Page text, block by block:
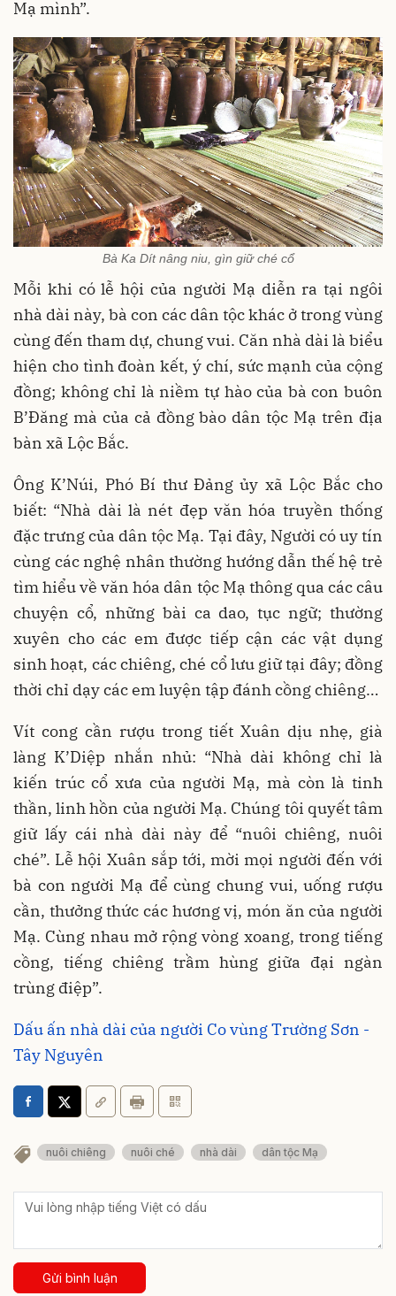
Mạ mình”.
Bà Ka Dít nâng niu, gìn giữ ché cổ
Mỗi khi có lễ hội của người Mạ diễn ra tại ngôi
nhà dài này, bà con các dân tộc khác ở trong vùng
cùng đến tham dự, chung vui. Căn nhà dài là biểu
hiện cho tình đoàn kết, ý chí, sức mạnh của cộng
đồng; không chỉ là niềm tự hào của bà con buôn
B’Đăng mà của cả đồng bào dân tộc Mạ trên địa
bàn xã Lộc Bắc.
Ông K’Núi, Phó Bí thư Đảng ủy xã Lộc Bắc cho
biết: “Nhà dài là nét đẹp văn hóa truyền thống
đặc trưng của dân tộc Mạ. Tại đây, Người có uy tín
cùng các nghệ nhân thường hướng dẫn thế hệ trẻ
tìm hiểu về văn hóa dân tộc Mạ thông qua các câu
chuyện cổ, những bài ca dao, tục ngữ; thường
xuyên cho các em được tiếp cận các vật dụng
sinh hoạt, các chiêng, ché cổ lưu giữ tại đây; đồng
thời chỉ dạy các em luyện tập đánh cồng chiêng…
Vít cong cần rượu trong tiết Xuân dịu nhẹ, già
làng K’Diệp nhắn nhủ: “Nhà dài không chỉ là
kiến trúc cổ xưa của người Mạ, mà còn là tinh
thần, linh hồn của người Mạ. Chúng tôi quyết tâm
giữ lấy cái nhà dài này để “nuôi chiêng, nuôi
ché”. Lễ hội Xuân sắp tới, mời mọi người đến với
bà con người Mạ để cùng chung vui, uống rượu
cần, thưởng thức các hương vị, món ăn của người
Mạ. Cùng nhau mở rộng vòng xoang, trong tiếng
cồng, tiếng chiêng trầm hùng giữa đại ngàn
trùng điệp”.
Dấu ấn nhà dài của người Co vùng Trường Sơn -
Tây Nguyên
nuôi chiêng nuôi ché nhà dài dân tộc Mạ
Gửi bình luận